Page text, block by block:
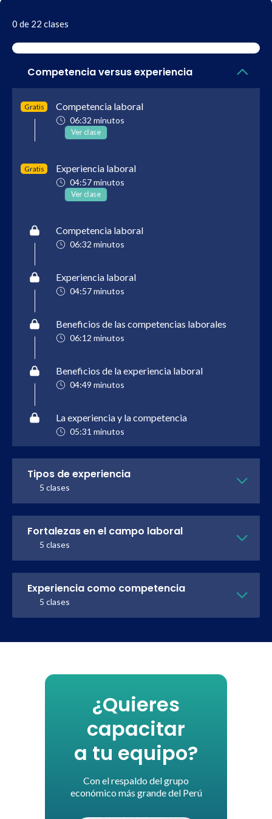
0 de 22 clases
Competencia versus experiencia
Gratis Competencia laboral
06:32 minutos
Ver clase
Gratis Experiencia laboral
04:57 minutos
Ver clase
Competencia laboral
06:32 minutos
Experiencia laboral
04:57 minutos
Beneficios de las competencias laborales
06:12 minutos
Beneficios de la experiencia laboral
04:49 minutos
La experiencia y la competencia
05:31 minutos
Tipos de experiencia
5 clases
Fortalezas en el campo laboral
5 clases
Experiencia como competencia
5 clases
¿Quieres
capacitar
a tu equipo?
Con el respaldo del grupo
económico más grande del Perú